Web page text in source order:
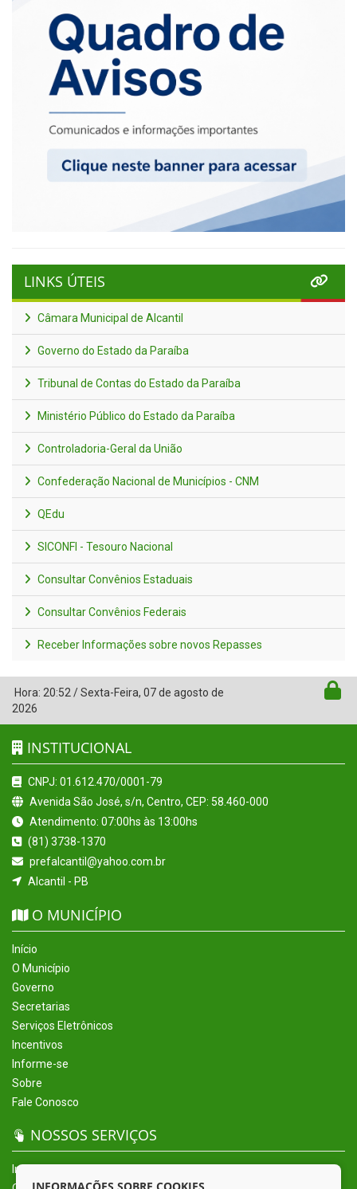
LINKS ÚTEIS
Câmara Municipal de Alcantil
Governo do Estado da Paraíba
Tribunal de Contas do Estado da Paraíba
Ministério Público do Estado da Paraíba
Controladoria-Geral da União
Confederação Nacional de Municípios - CNM
QEdu
SICONFI - Tesouro Nacional
Consultar Convênios Estaduais
Consultar Convênios Federais
Receber Informações sobre novos Repasses
Hora: 20:52 /Sexta-Feira, 07 de agosto de
2026
INSTITUCIONAL
CNPJ: 01.612.470/0001-79
Avenida São José, s/n, Centro, CEP: 58.460-000
Atendimento: 07:00hs às 13:00hs
(81) 3738-1370
prefalcantil@yahoo.com.br
Alcantil - PB
O MUNICÍPIO
Início
O Município
Governo
Secretarias
Serviços Eletrônicos
Incentivos
Informe-se
Sobre
Fale Conosco
NOSSOS SERVIÇOS
Início